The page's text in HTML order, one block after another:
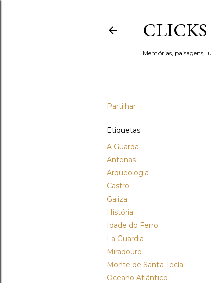
Memórias, paisagens,
Partilhar
Etiquetas
A Guarda
Antenas
Arqueologia
Castro
Galiza
História
Idade do Ferro
La Guardia
Miradouro
Monte de Santa Tecla
Oceano Atlântico